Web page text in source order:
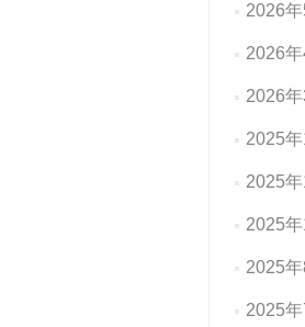
2026年
2026年
2026年
2025年
2025年
2025年
2025年
2025年